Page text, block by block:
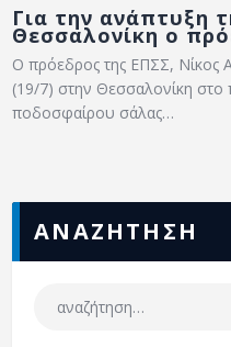
Για την ανάπτυξη
Θεσσαλονίκη ο
Ο πρόεδρος της ΕΠΣΣ, Νίκος
(19/7) στην Θεσσαλονίκη στο
ποδοσφαίρου σάλας…
ΑΝΑΖΗΤΗΣΗ